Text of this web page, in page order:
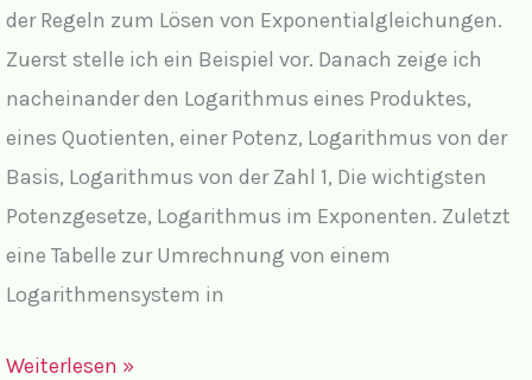
der Regeln zum Lösen von Exponentialgleichungen.
Zuerst stelle ich ein Beispiel vor. Danach zeige ich
nacheinander den Logarithmus eines Produktes,
eines Quotienten, einer Potenz, Logarithmus von der
Basis, Logarithmus von der Zahl 1, Die wichtigsten
Potenzgesetze, Logarithmus im Exponenten. Zuletzt
eine Tabelle zur Umrechnung von einem
Logarithmensystem in
Regeln
Weiterlesen »